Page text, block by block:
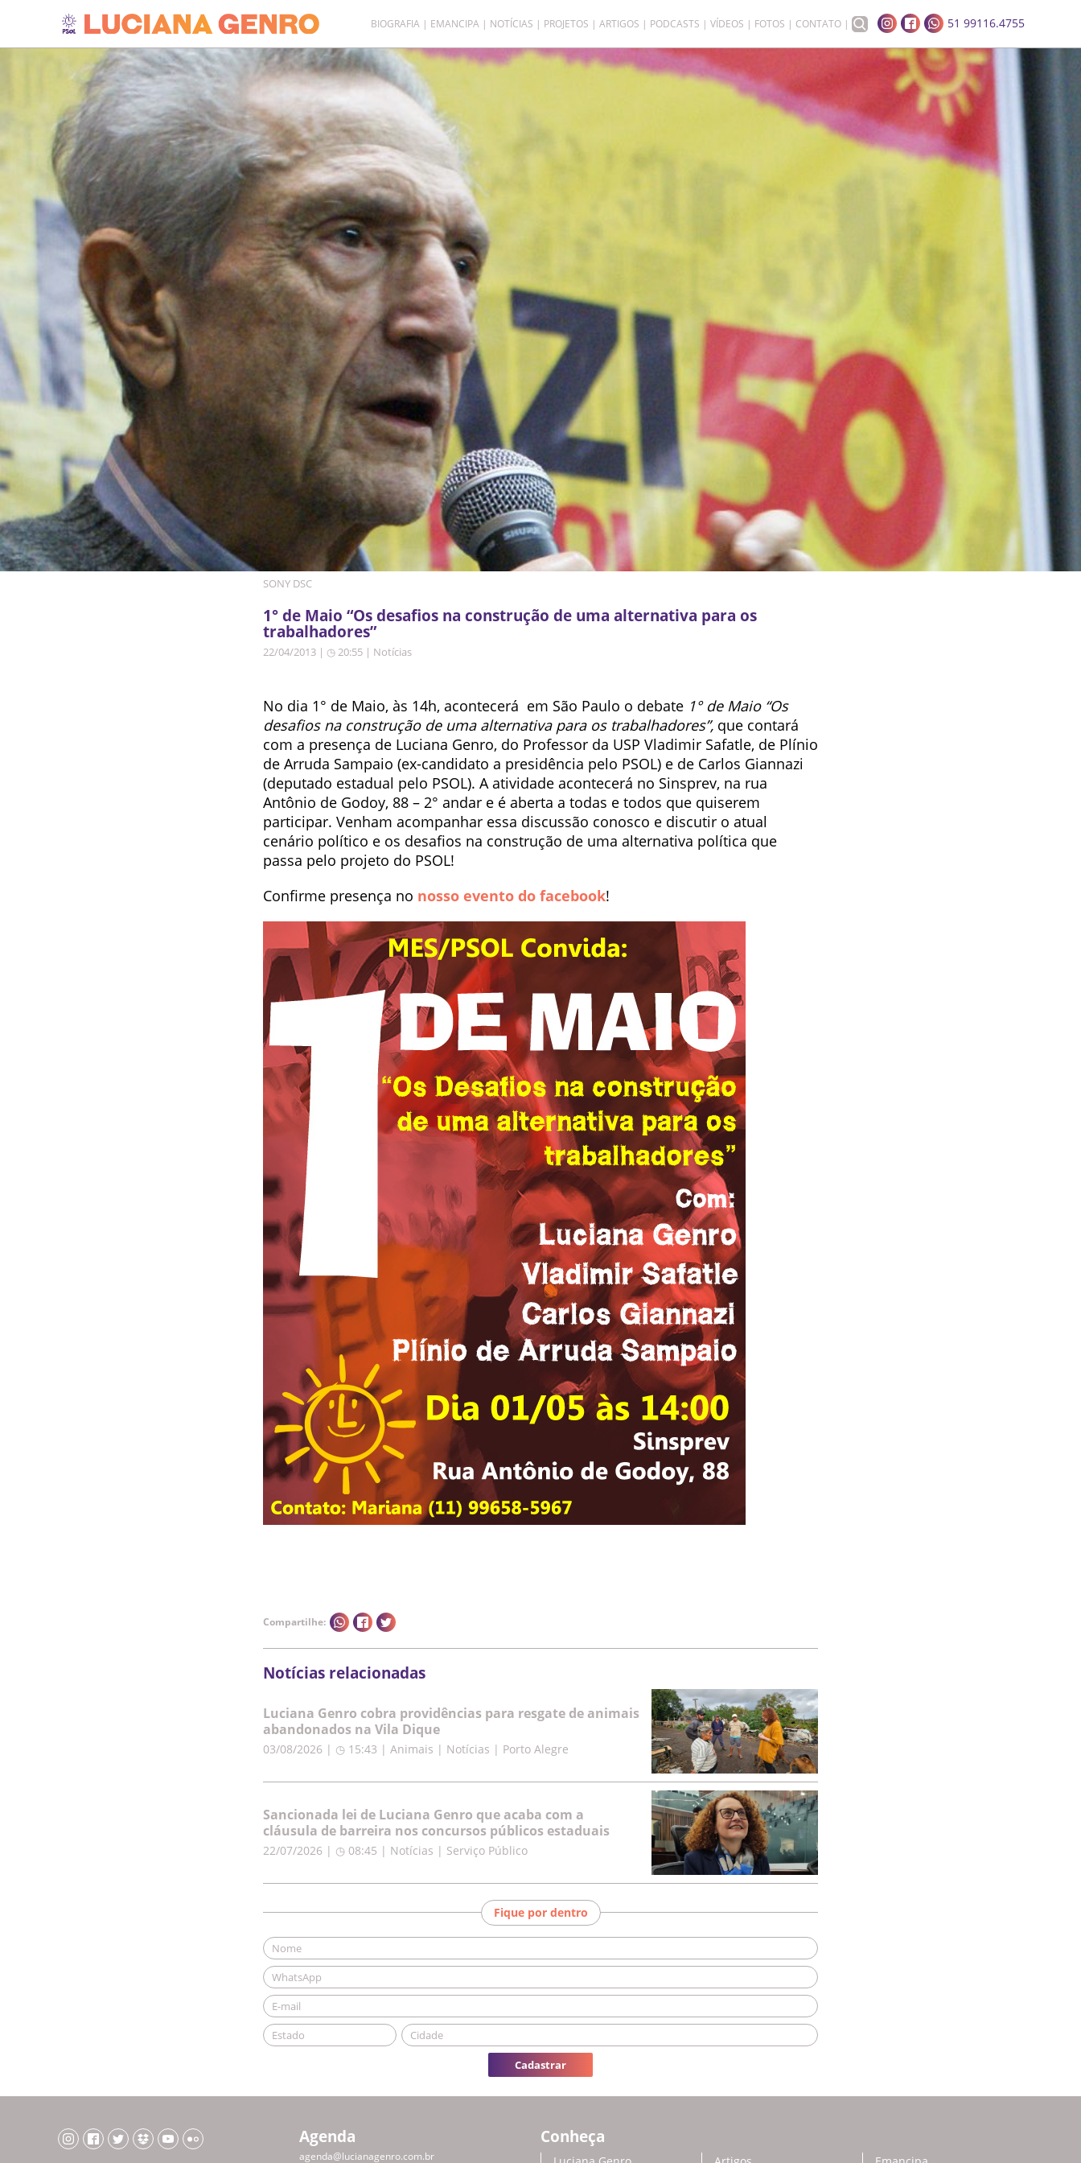
BIOGRAFIA EMANCIPA NOTÍCIAS PROJETOS ARTIGOS PODCASTS VÍDEOS FOTOS CONTATO 51 99116.4755
SONY DSC
1° de Maio “Os desafios na construção de uma alternativa para os
trabalhadores”
22/04/2013 | ◷ 20:55 | Notícias
No dia 1° de Maio, às 14h, acontecerá em São Paulo o debate 1° de Maio “Os
desafios na construção de uma alternativa para os trabalhadores”, que contará
com a presença de Luciana Genro, do Professor da USP Vladimir Safatle, de Plínio
de Arruda Sampaio (ex-candidato a presidência pelo PSOL) e de Carlos Giannazi
(deputado estadual pelo PSOL). A atividade acontecerá no Sinsprev, na rua
Antônio de Godoy, 88 – 2° andar e é aberta a todas e todos que quiserem
participar. Venham acompanhar essa discussão conosco e discutir o atual
cenário político e os desafios na construção de uma alternativa política que
passa pelo projeto do PSOL!
Confirme presença no nosso evento do facebook!
Compartilhe:
Notícias relacionadas
Luciana Genro cobra providências para resgate de animais
abandonados na Vila Dique
03/08/2026 | ◷ 15:43 | Animais | Notícias | Porto Alegre
Sancionada lei de Luciana Genro que acaba com a
cláusula de barreira nos concursos públicos estaduais
22/07/2026 | ◷ 08:45 | Notícias | Serviço Público
Fique por dentro
Cadastrar
Agenda
agenda@lucianagenro.com.br
Conheça